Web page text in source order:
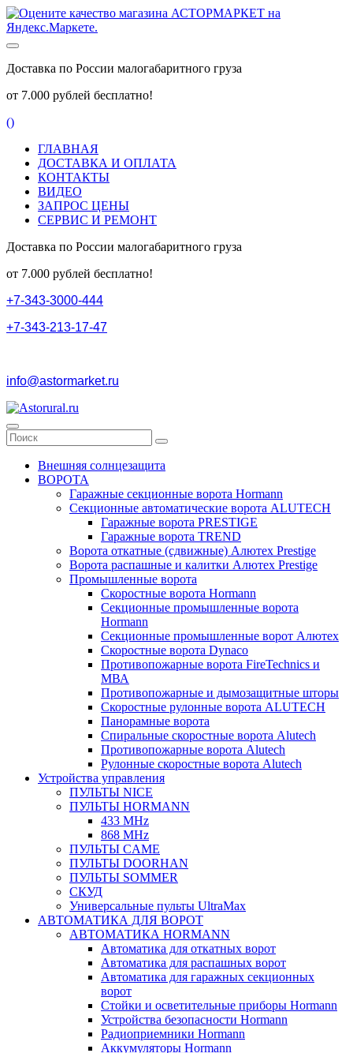
Доставка по России малогабаритного груза
от 7.000 рублей бесплатно!
()
ГЛАВНАЯ
ДОСТАВКА И ОПЛАТА
КОНТАКТЫ
ВИДЕО
ЗАПРОС ЦЕНЫ
СЕРВИС И РЕМОНТ
Доставка по России малогабаритного груза
от 7.000 рублей бесплатно!
+7-343-3000-444
+7-343-213-17-47
info@astormarket.ru
Внешняя солнцезащита
ВОРОТА
Гаражные секционные ворота Hormann
Секционные автоматические ворота ALUTECH
Гаражные ворота PRESTIGE
Гаражные ворота TREND
Ворота откатные (сдвижные) Алютех Prestige
Ворота распашные и калитки Алютех Prestige
Промышленные ворота
Скоростные ворота Hormann
Секционные промышленные ворота
Hormann
Секционные промышленные ворот Алютех
Скоростные ворота Dynaco
Противопожарные ворота FireTechnics и
МВА
Противопожарные и дымозащитные шторы
Скоростные рулонные ворота ALUTECH
Панорамные ворота
Спиральные скоростные ворота Alutech
Противопожарные ворота Alutech
Рулонные скоростные ворота Alutech
Устройства управления
ПУЛЬТЫ NICE
ПУЛЬТЫ HORMANN
433 MHz
868 MHz
ПУЛЬТЫ CAME
ПУЛЬТЫ DOORHAN
ПУЛЬТЫ SOMMER
СКУД
Универсальные пульты UltraMax
АВТОМАТИКА ДЛЯ ВОРОТ
АВТОМАТИКА HORMANN
Автоматика для откатных ворот
Автоматика для распашных ворот
Автоматика для гаражных секционных
ворот
Стойки и осветительные приборы Hormann
Устройства безопасности Hormann
Радиоприемники Hormann
Аккумуляторы Hormann